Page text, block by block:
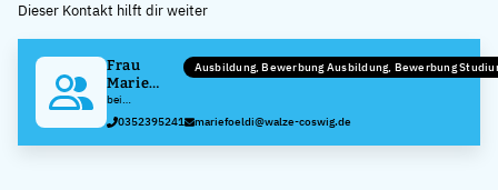
−
Dieser Kontakt hilft dir weiter
Frau
Marie
Földi
bei
Walzengießerei
Coswig GmbH
Ausbildung, Bewerbung Ausbildung, Bewerbung
0352395241 mariefoeldi@walze-coswig.de